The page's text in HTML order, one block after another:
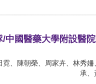
霓、陳朝榮、周家卉、林秀
承、
質譜儀(MALDI-TOF MS)與